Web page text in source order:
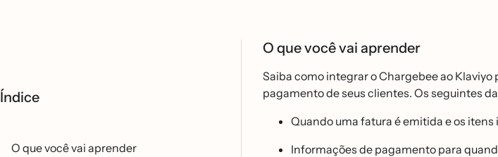
Índice
O que você vai aprender
O que você vai aprender
Saiba como integrar o Chargebee ao
pagamento de seus clientes. Os seguintes
Quando uma fatura é emitida e os
Informações de pagamento para